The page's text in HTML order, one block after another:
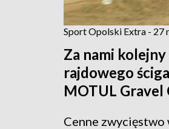
Sport Opolski Extra - 27
Za nami
rajdowego
MOTUL Gravel
Cenne